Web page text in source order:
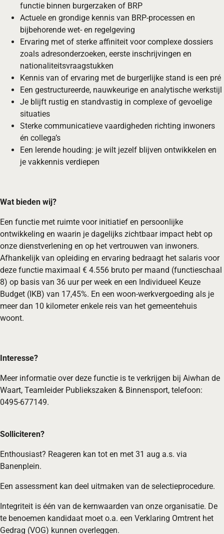
functie binnen burgerzaken of BRP
Actuele en grondige kennis van BRP-processen en
bijbehorende wet- en regelgeving
Ervaring met of sterke affiniteit voor complexe dossiers
zoals adresonderzoeken, eerste inschrijvingen en
nationaliteitsvraagstukken
Kennis van of ervaring met de burgerlijke stand is een pré
Een gestructureerde, nauwkeurige en analytische werkstijl
Je blijft rustig en standvastig in complexe of gevoelige
situaties
Sterke communicatieve vaardigheden richting inwoners
én collega’s
Een lerende houding: je wilt jezelf blijven ontwikkelen en
je vakkennis verdiepen
Wat bieden wij?
Een functie met ruimte voor initiatief en persoonlijke
ontwikkeling en waarin je dagelijks zichtbaar impact hebt op
onze dienstverlening en op het vertrouwen van inwoners.
Afhankelijk van opleiding en ervaring bedraagt het salaris voor
deze functie maximaal € 4.556 bruto per maand (functieschaal
8) op basis van 36 uur per week en een Individueel Keuze
Budget (IKB) van 17,45%. En een woon-werkvergoeding als je
meer dan 10 kilometer enkele reis van het gemeentehuis
woont.
Interesse?
Meer informatie over deze functie is te verkrijgen bij Aiwhan de
Waart, Teamleider Publiekszaken & Binnensport, telefoon:
0495-677149.
Solliciteren?
Enthousiast? Reageren kan tot en met 31 aug a.s. via
Banenplein.
Een assessment kan deel uitmaken van de selectieprocedure.
Integriteit is één van de kernwaarden van onze organisatie. De
te benoemen kandidaat moet o.a. een Verklaring Omtrent het
Gedrag (VOG) kunnen overleggen.